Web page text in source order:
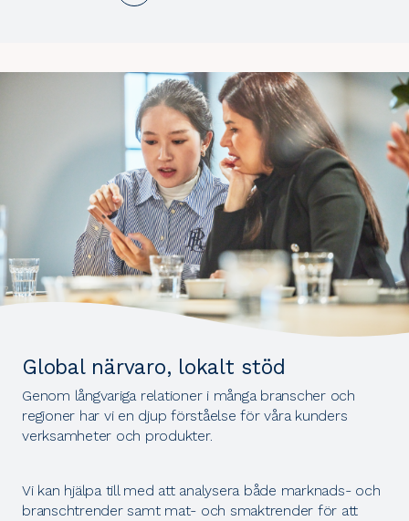
Global närvaro, lokalt stöd
Genom långvariga relationer i många branscher och
regioner har vi en djup förståelse för våra kunders
verksamheter och produkter.
Vi kan hjälpa till med att analysera både marknads- och
branschtrender samt mat- och smaktrender för att